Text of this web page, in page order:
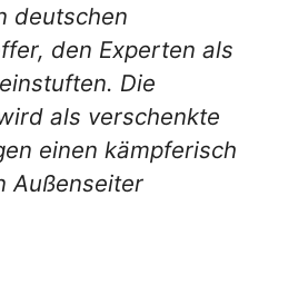
deutschen
den Experten als
Die
als verschenkte
einen kämpferisch
Außenseiter